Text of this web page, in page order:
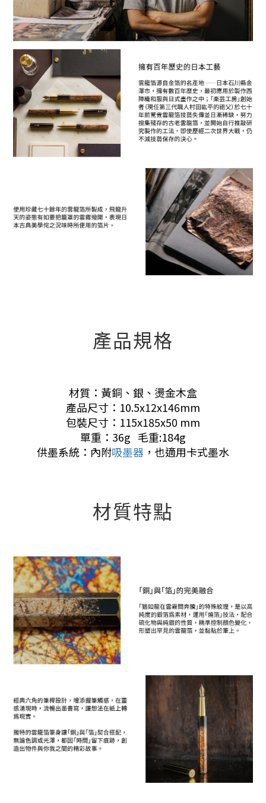
產品規格
材質：黃銅、銀、燙金木盒
產品尺寸：10.5x12x146mm
包裝尺寸：115x185x50 mm
單重：36g 毛重:184g
供墨系統：內附吸墨器 ，也適用卡式墨水
材質特點